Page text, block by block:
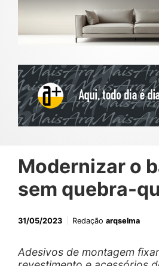
Modernizar o
sem quebra-
31/05/2023 Redação arqselma
Adesivos de montagem